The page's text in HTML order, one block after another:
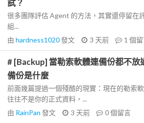
試？
很多團隊評估 Agent 的方法，其實還停留在
組...
由 hardness1020發文 3 天前 1 個
# [Backup] 當勒索軟體連備份都不放
備份是什麼
前面幾篇提過一個殘酷的現實：現在的勒索
往往不是你的正式資料，...
由 RainPan 發文 3 天前 0個留言